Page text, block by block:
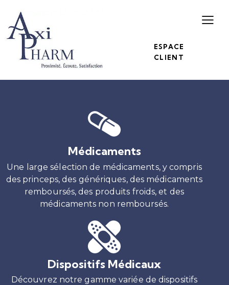
ESPACE
CLIENT
Médicaments
Une large sélection de médicaments, y compris
des princeps, des génériques, des médicaments
remboursés, des produits froids, et des
médicaments non remboursés.
Dispositifs Médicaux
Découvrez notre gamme variée de dispositifs